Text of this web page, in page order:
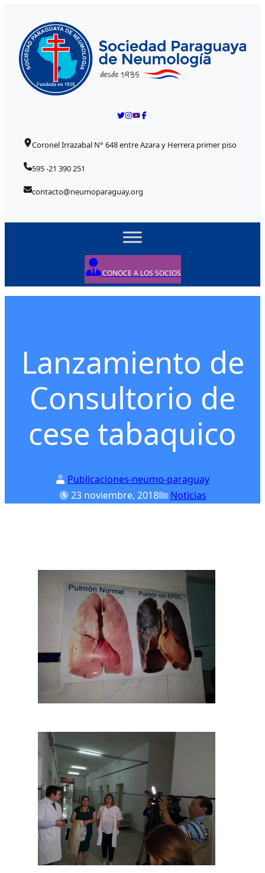
Coronel Irrazabal N° 648 entre Azara y Herrera primer piso
595 -21 390 251
contacto@neumoparaguay.org
CONOCE A LOS SOCIOS
Lanzamiento de
Consultorio de
cese tabaquico
Publicaciones-neumo-paraguay
23 noviembre, 2018 Noticias